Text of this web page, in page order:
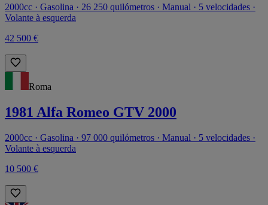
2000cc · Gasolina · 26 250 quilómetros · Manual · 5 velocidades ·
Volante à esquerda
42 500 €
Roma
1981 Alfa Romeo GTV 2000
2000cc · Gasolina · 97 000 quilómetros · Manual · 5 velocidades ·
Volante à esquerda
10 500 €